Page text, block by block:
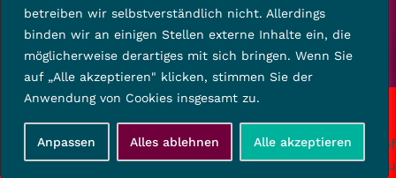
betreiben wir selbstverständlich nicht. Allerdings
binden wir an einigen Stellen externe Inhalte ein, die
möglicherweise derartiges mit sich bringen. Wenn Sie
auf „Alle akzeptieren" klicken, stimmen Sie der
Anwendung von Cookies insgesamt zu.
Anpassen Alles ablehnen Alle akzeptieren
Copyright © 2025 Die Linke Kreisverband Kassel-Land
Datenschutz